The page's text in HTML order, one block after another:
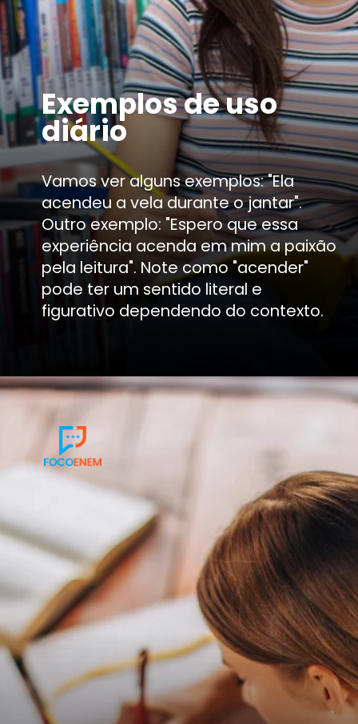
Vamos ver alguns exemplos: "Ela
acendeu a vela durante o jantar".
Outro exemplo: "Espero que essa
experiência acenda em mim a paixão
pela leitura". Note como "acender"
pode ter um sentido literal e
figurativo dependendo do contexto.
Exemplos de uso
diário